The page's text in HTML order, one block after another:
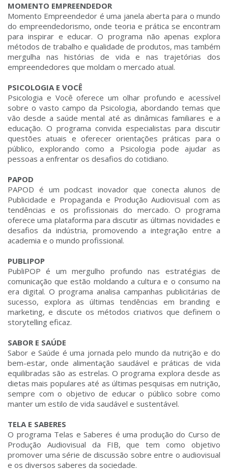
MOMENTO EMPREENDEDOR
Momento Empreendedor é uma janela aberta para o mundo
do empreendedorismo, onde teoria e prática se encontram
para inspirar e educar. O programa não apenas explora
métodos de trabalho e qualidade de produtos, mas também
mergulha nas histórias de vida e nas trajetórias dos
empreendedores que moldam o mercado atual.
PSICOLOGIA E VOCÊ
Psicologia e Você oferece um olhar profundo e acessível
sobre o vasto campo da Psicologia, abordando temas que
vão desde a saúde mental até as dinâmicas familiares e a
educação. O programa convida especialistas para discutir
questões atuais e oferecer orientações práticas para o
público, explorando como a Psicologia pode ajudar as
pessoas a enfrentar os desafios do cotidiano.
PAPOD
PAPOD é um podcast inovador que conecta alunos de
Publicidade e Propaganda e Produção Audiovisual com as
tendências e os profissionais do mercado. O programa
oferece uma plataforma para discutir as últimas novidades e
desafios da indústria, promovendo a integração entre a
academia e o mundo profissional.
PUBLIPOP
PubliPOP é um mergulho profundo nas estratégias de
comunicação que estão moldando a cultura e o consumo na
era digital. O programa analisa campanhas publicitárias de
sucesso, explora as últimas tendências em branding e
marketing, e discute os métodos criativos que definem o
storytelling eficaz.
SABOR E SAÚDE
Sabor e Saúde é uma jornada pelo mundo da nutrição e do
bem-estar, onde alimentação saudável e práticas de vida
equilibradas são as estrelas. O programa explora desde as
dietas mais populares até as últimas pesquisas em nutrição,
sempre com o objetivo de educar o público sobre como
manter um estilo de vida saudável e sustentável.
TELA E SABERES
O programa Telas e Saberes é uma produção do Curso de
Produção Audiovisual da FIB, que tem como objetivo
promover uma série de discussão sobre entre o audiovisual
e os diversos saberes da sociedade.